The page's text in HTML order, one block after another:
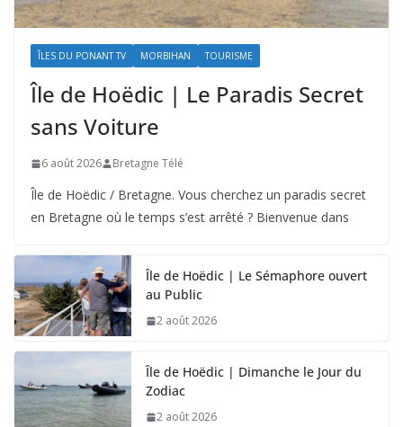
ÎLES DU PONANT TV MORBIHAN TOURISME
Île de Hoëdic | Le Paradis Secret
sans Voiture
6 août 2026 Bretagne Télé
Île de Hoëdic / Bretagne. Vous cherchez un paradis secret
en Bretagne où le temps s’est arrêté ? Bienvenue dans
Île de Hoëdic | Le Sémaphore ouvert
au Public
2 août 2026
Île de Hoëdic | Dimanche le Jour du
Zodiac
2 août 2026